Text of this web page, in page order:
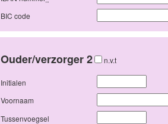
BIC code
Ouder/verzorger 2 n.v.t
Initialen
Voornaam
Tussenvoegsel